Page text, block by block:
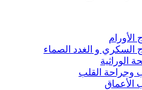
الأورام
السكري و الغدد الصماء
الوراثية
وجراحة القلب
الأعماق